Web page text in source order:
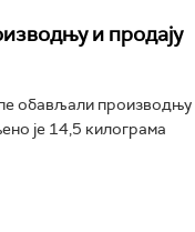
и продају
обављали производњу
је 14,5 килограма